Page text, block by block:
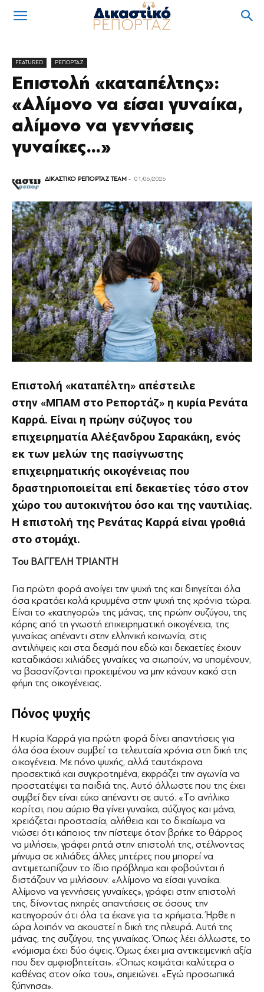
FEATURED ΡΕΠΟΡΤΑΖ
Επιστολή «καταπέλτης»:
«Αλίμονο να είσαι γυναίκα,
αλίμονο να γεννήσεις
γυναίκες…»
ΔΙΚΑΣΤΙΚΟ ΡΕΠΟΡΤΑΖ TEAM - 01/06/2026
Επιστολή «καταπέλτη» απέστειλε
στην «ΜΠΑΜ στο Ρεπορτάζ» η κυρία Ρενάτα
Καρρά. Είναι η πρώην σύζυγος του
επιχειρηματία Αλέξανδρου Σαρακάκη, ενός
εκ των μελών της πασίγνωστης
επιχειρηματικής οικογένειας που
δραστηριοποιείται επί δεκαετίες τόσο στον
χώρο του αυτοκινήτου όσο και της ναυτιλίας.
Η επιστολή της Ρενάτας Καρρά είναι γροθιά
στο στομάχι.
Του ΒΑΓΓΕΛΗ ΤΡΙΑΝΤΗ
Για πρώτη φορά ανοίγει την ψυχή της και διηγείται όλα
όσα κρατάει καλά κρυμμένα στην ψυχή της χρόνια τώρα.
Είναι το «κατηγορώ» της μάνας, της πρώην συζύγου, της
κόρης από τη γνωστή επιχειρηματική οικογένεια, της
γυναίκας απέναντι στην ελληνική κοινωνία, στις
αντιλήψεις και στα δεσμά που εδώ και δεκαετίες έχουν
καταδικάσει χιλιάδες γυναίκες να σιωπούν, να υπομένουν,
να βασανίζονται προκειμένου να μην κάνουν κακό στη
φήμη της οικογένειας.
Πόνος ψυχής
Η κυρία Καρρά για πρώτη φορά δίνει απαντήσεις για
όλα όσα έχουν συμβεί τα τελευταία χρόνια στη δική της
οικογένεια. Με πόνο ψυχής, αλλά ταυτόχρονα
προσεκτικά και συγκροτημένα, εκφράζει την αγωνία να
προστατέψει τα παιδιά της. Αυτό άλλωστε που της έχει
συμβεί δεν είναι εύκο απέναντι σε αυτό. «Το ανήλικο
κορίτσι, που αύριο θα γίνει γυναίκα, σύζυγος και μάνα,
χρειάζεται προστασία, αλήθεια και το δικαίωμα να
νιώσει ότι κάποιος την πίστεψε όταν βρήκε το θάρρος
να μιλήσει», γράφει ρητά στην επιστολή της, στέλνοντας
μήνυμα σε χιλιάδες άλλες μητέρες που μπορεί να
αντιμετωπίζουν το ίδιο πρόβλημα και φοβούνται ή
διστάζουν να μιλήσουν. «Αλίμονο να είσαι γυναίκα.
Αλίμονο να γεννήσεις γυναίκες», γράφει στην επιστολή
της, δίνοντας ηχηρές απαντήσεις σε όσους την
κατηγορούν ότι όλα τα έκανε για τα χρήματα. Ήρθε η
ώρα λοιπόν να ακουστεί η δική της πλευρά. Αυτή της
μάνας, της συζύγου, της γυναίκας. Όπως λέει άλλωστε, το
«νόμισμα έχει δύο όψεις. Όμως έχει μια αντικειμενική αξία
που δεν αμφισβητείται». «Όπως κοιμάται καλύτερα ο
καθένας στον οίκο του», σημειώνει. «Εγώ προσωπικά
ξύπνησα».